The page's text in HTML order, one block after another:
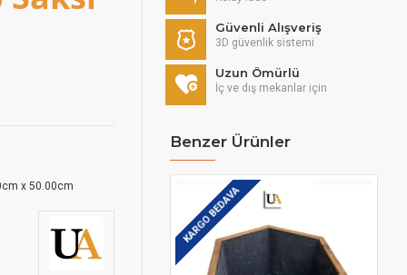
kapatılarak
üründür. Çam
RAL kodunu
x 50.00cm
Güvenli Alışveriş
3D güvenlik sistemi
Uzun Ömürlü
İç ve dış mekanlar için
Benzer Ürünler
KARGO BEDAVA